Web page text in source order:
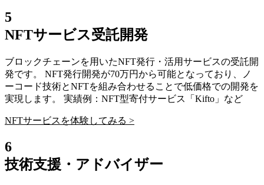
5
NFTサービス受託開発
ブロックチェーンを用いたNFT発行・活用サービスの受託開
発です。 NFT発行開発が70万円から可能となっており、ノ
ーコード技術とNFTを組み合わせることで低価格での開発を
実現します。 実績例：NFT型寄付サービス「Kifto」など
NFTサービスを体験してみる >
6
技術支援・アドバイザー